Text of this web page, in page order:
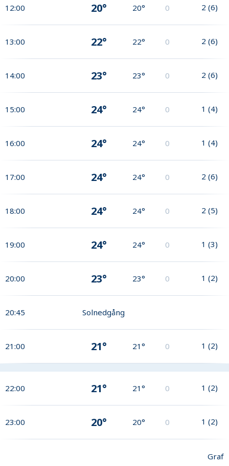
12:00 20° 20° 0 2 (6)
13:00 22° 22° 0 2 (6)
14:00 23° 23° 0 2 (6)
15:00 24° 24° 0 1 (4)
16:00 24° 24° 0 1 (4)
17:00 24° 24° 0 2 (6)
18:00 24° 24° 0 2 (5)
19:00 24° 24° 0 1 (3)
20:00 23° 23° 0 1 (2)
20:45 Solnedgång
21:00 21° 21° 0 1 (2)
22:00 21° 21° 0 1 (2)
23:00 20° 20° 0 1 (2)
Graf